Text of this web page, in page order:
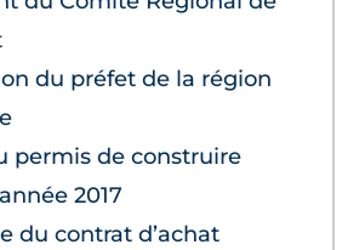
du préfet de la région
permis de construire
2017
du contrat d’achat